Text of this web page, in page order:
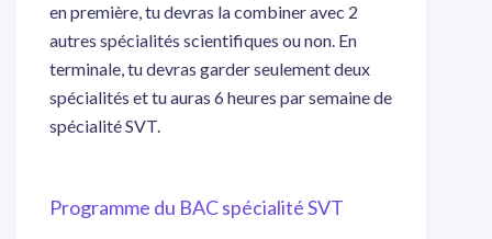
en première, tu devras la combiner avec 2
autres spécialités scientifiques ou non. En
terminale, tu devras garder seulement deux
spécialités et tu auras 6 heures par semaine de
spécialité SVT.
Programme du BAC spécialité SVT